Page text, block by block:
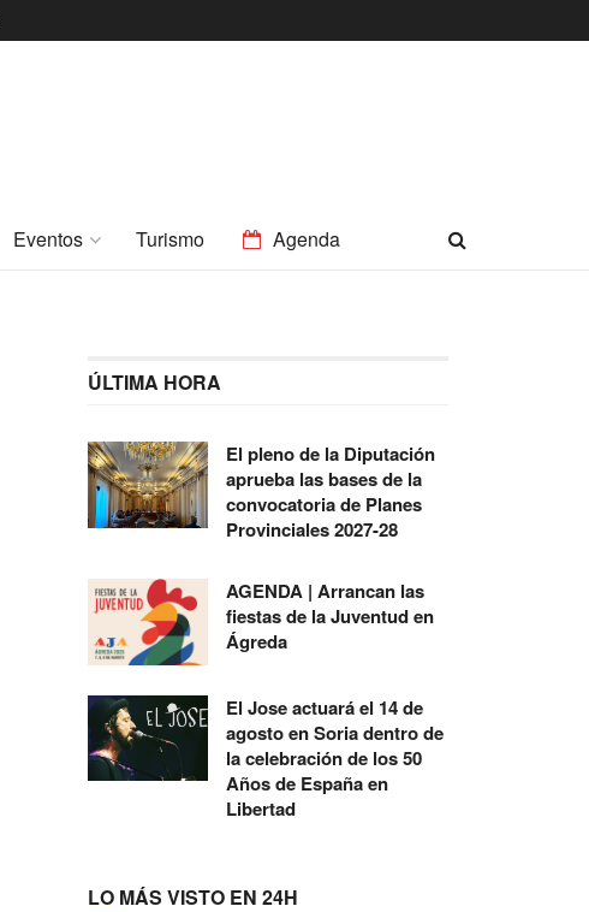
Eventos Turismo Agenda
ÚLTIMA HORA
El pleno de la Diputación
aprueba las bases de la
convocatoria de Planes
Provinciales 2027-28
AGENDA | Arrancan las
fiestas de la Juventud en
Ágreda
El Jose actuará el 14 de
agosto en Soria dentro de
la celebración de los 50
Años de España en
Libertad
LO MÁS VISTO EN 24H